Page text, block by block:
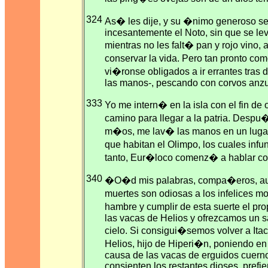
324 As� les dije, y su �nimo generoso
incesantemente el Noto, sin que se
mientras no les falt� pan y rojo vino,
conservar la vida. Pero tan pronto
vi�ronse obligados a ir errantes tras
las manos-, pescando con corvos
333 Yo me intern� en la isla con el fin de
camino para llegar a la patria.
m�os, me lav� las manos en un
que habitan el Olimpo, los cuales
tanto, Eur�loco comenz� a hablar
340 �O�d mis palabras, compa�eros,
muertes son odiosas a los infelices
hambre y cumplir de esta suerte el
las vacas de Helios y ofrezcamos un
cielo. Si consigui�semos volver a
Helios, hijo de Hiperi�n, poniendo
causa de las vacas de erguidos
consienten los restantes dioses,